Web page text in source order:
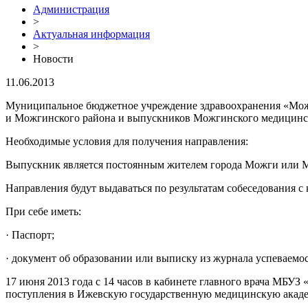
Администрация
>
Актуальная информация
>
Новости
11.06.2013
Муниципальное бюджетное учреждение здравоохранения
и Можгинского района и выпускников Можгинского
Необходимые условия для получения направления:
Выпускник является постоянным жителем города Можги или
Направления будут выдаваться по результатам собеседования
При себе иметь:
· Паспорт;
· документ об образовании или выписку из журнала
17 июня 2013 года с 14 часов в кабинете главного врача
поступления в Ижевскую государственную медицинскую